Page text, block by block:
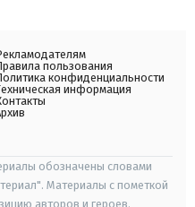
пользования
конфиденциальности
информация
обозначены словами
Материалы с пометкой
авторов и героев.